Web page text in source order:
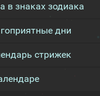
в знаках зодиака
дни
стрижек